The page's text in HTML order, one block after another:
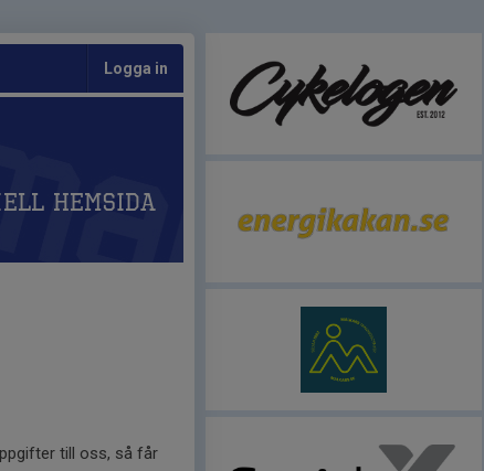
Logga in
hemsida
till oss, så får